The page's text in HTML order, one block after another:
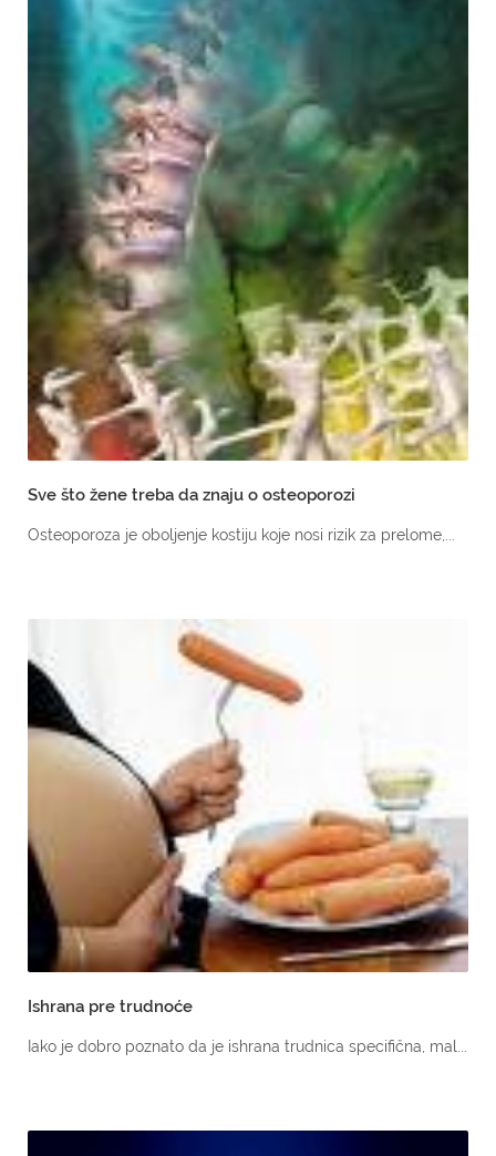
Sve što žene treba da znaju o osteoporozi
Osteoporoza je oboljenje kostiju koje nosi rizik za prelome,...
Ishrana pre trudnoće
Iako je dobro poznato da je ishrana trudnica specifična, mal...